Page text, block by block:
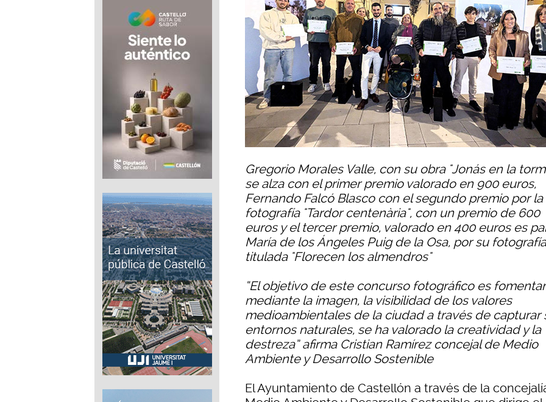
Gregorio Morales Valle, con su obra "Jonás en la
se alza con el primer premio valorado en 900 euros,
Fernando Falcó Blasco con el segundo premio por la
fotografía "Tardor centenària", con un premio de 600
euros y el tercer premio, valorado en 400 euros es
María de los Ángeles Puig de la Osa, por su fotografía
titulada "Florecen los almendros"
“El objetivo de este concurso fotográfico es
mediante la imagen, la visibilidad de los valores
medioambientales de la ciudad a través de capturar
entornos naturales, se ha valorado la creatividad y la
destreza” afirma Cristian Ramírez concejal de Medio
Ambiente y Desarrollo Sostenible
El Ayuntamiento de Castellón a través de la